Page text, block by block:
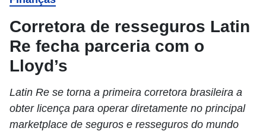
Corretora de resseguros Latin
Re fecha parceria com o
Lloyd’s
Latin Re se torna a primeira corretora brasileira a
obter licença para operar diretamente no principal
marketplace de seguros e resseguros do mundo